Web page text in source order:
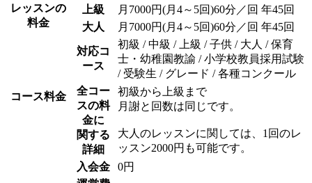
レッスンの
料金
上級
月7000円(月4～5回)60分／回 年45回
大人
月7000円(月4～5回)60分／回 年45回
コース料金
対応コ
ース
初級 / 中級 / 上級 / 子供 / 大人 / 保育
士・幼稚園教諭 / 小学校教員採用試験
/ 受験生 / グレード / 各種コンクール
全コー
スの料
金に
関する
詳細
初級から上級まで
月謝と回数は同じです。
大人のレッスンに関しては、1回のレ
ッスン2000円も可能です。
入会金
0円